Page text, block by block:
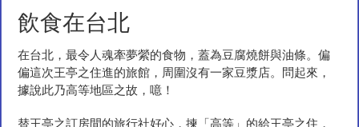
飲食在台北
在台北，最令人魂牽夢縈的食物，蓋為豆腐燒餅與油條。偏
偏這次王亭之住進的旅館，周圍沒有一家豆漿店。問起來，
據說此乃高等地區之故，噫！
替王亭之訂房間的旅行社好心，揀「高等」的給王亭之住，